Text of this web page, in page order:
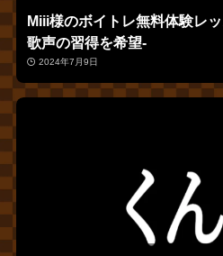
Miii様のボイトレ無料体験レ
歌声の習得を希望‐
2024年7月9日